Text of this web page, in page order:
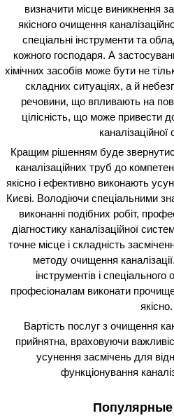
визначити місце виникнення
якісного очищення
спеціальні інструменти та
кожного господаря. А
хімічних засобів може бути не
складних ситуаціях, а й
речовини, що впливають на
цілісність, що може привести
Кращим рішенням буде
каналізаційних труб до
якісно і ефективно виконають
Києві. Володіючи спеціальними
виконанні подібних робіт,
діагностику каналізаційної
точне місце і складність
методу очищення
інструментів і
професіоналам виконати
якісно.
Вартість послуг з очищення
прийнятна, враховуючи
усунення засмічень для
функціонування
Популярные